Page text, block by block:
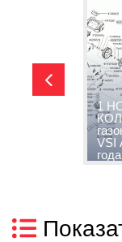
1
VSI
года